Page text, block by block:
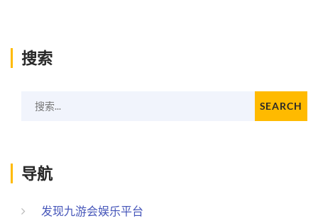
搜索
搜索... SEARCH
导航
发现九游会娱乐平台